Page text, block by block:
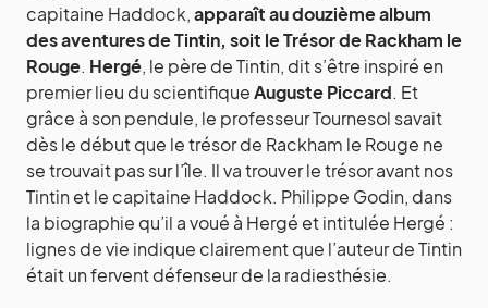
capitaine Haddock,apparaît au douzième album
des aventures de Tintin, soit le Trésor de Rackham le
Rouge. Hergé, le père de Tintin, dit s’être inspiré en
premier lieu du scientifiqueAuguste Piccard. Et
grâce à son pendule, le professeur Tournesol savait
dès le début que le trésor de Rackham le Rouge ne
se trouvait pas sur l’île. Il va trouver le trésor avant nos
Tintin et le capitaine Haddock. Philippe Godin, dans
la biographie qu’il a voué à Hergé et intitulée Hergé :
lignes de vie indique clairement que l’auteur de Tintin
était un fervent défenseur de la radiesthésie.